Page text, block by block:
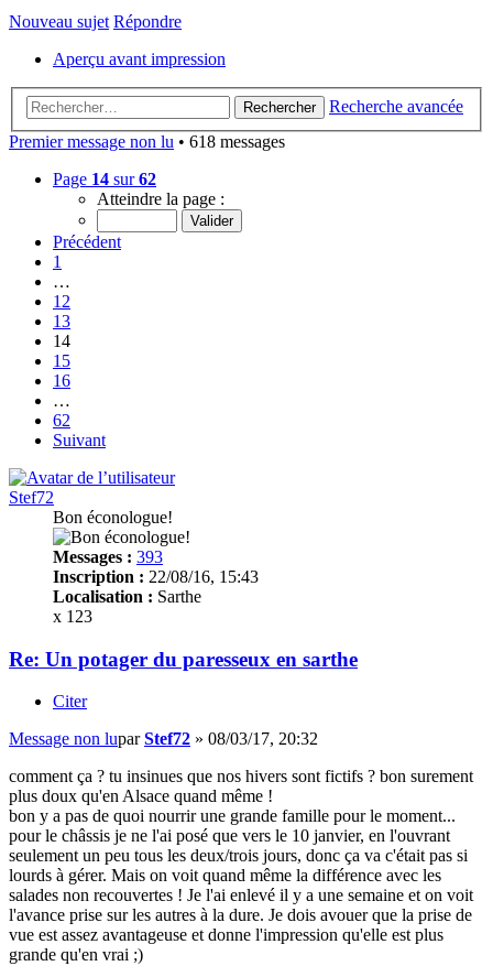
Nouveau sujet Répondre
Aperçu avant impression
Rechercher
Recherche avancée
Premier message non lu • 618 messages
Page 14 sur62
Atteindre la page :
Précédent
1
…
12
13
14
15
16
…
62
Suivant
Stef72
Bon éconologue!
Messages : 393
Inscription : 22/08/16, 15:43
Localisation : Sarthe
x 123
Re: Un potager du paresseux en sarthe
Citer
Message non luparStef72 » 08/03/17, 20:32
comment ça ? tu insinues que nos hivers sont fictifs ? bon surement
plus doux qu'en Alsace quand même !
bon y a pas de quoi nourrir une grande famille pour le moment...
pour le châssis je ne l'ai posé que vers le 10 janvier, en l'ouvrant
seulement un peu tous les deux/trois jours, donc ça va c'était pas si
lourds à gérer. Mais on voit quand même la différence avec les
salades non recouvertes ! Je l'ai enlevé il y a une semaine et on voit
l'avance prise sur les autres à la dure. Je dois avouer que la prise de
vue est assez avantageuse et donne l'impression qu'elle est plus
grande qu'en vrai ;)